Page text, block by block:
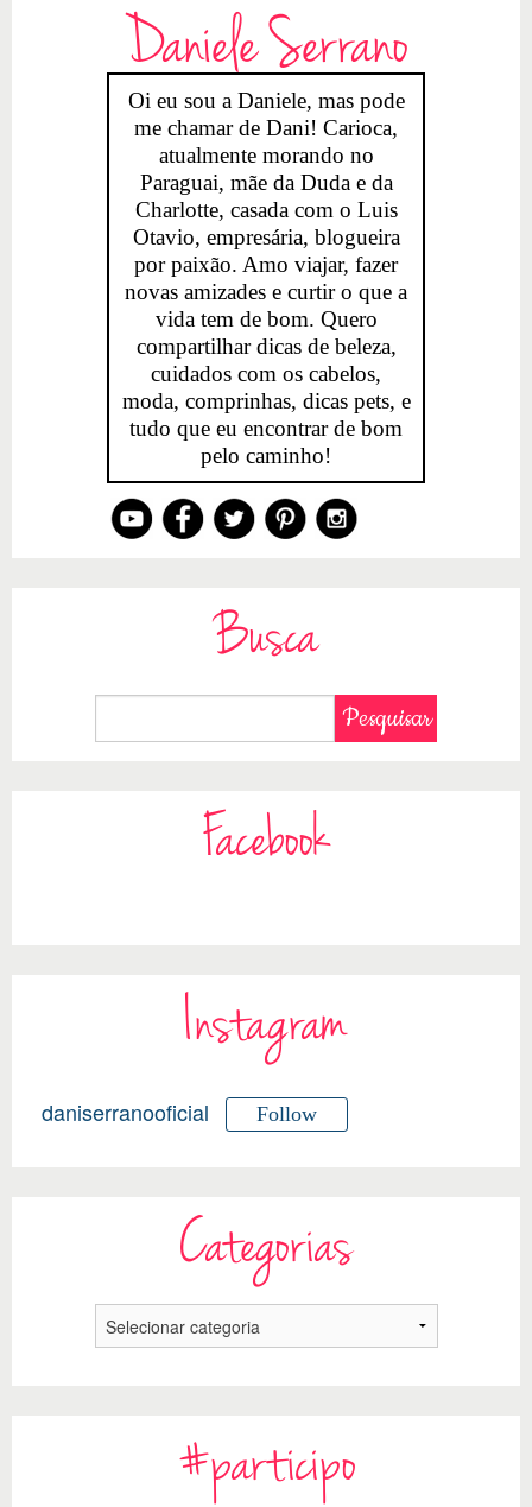
Daniele Serrano
Oi eu sou a Daniele, mas pode
me chamar de Dani! Carioca,
atualmente morando no
Paraguai, mãe da Duda e da
Charlotte, casada com o Luis
Otavio, empresária, blogueira
por paixão. Amo viajar, fazer
novas amizades e curtir o que a
vida tem de bom. Quero
compartilhar dicas de beleza,
cuidados com os cabelos,
moda, comprinhas, dicas pets, e
tudo que eu encontrar de bom
pelo caminho!
Busca
Facebook
Instagram
daniserranooficial Follow
Categorias
#participo